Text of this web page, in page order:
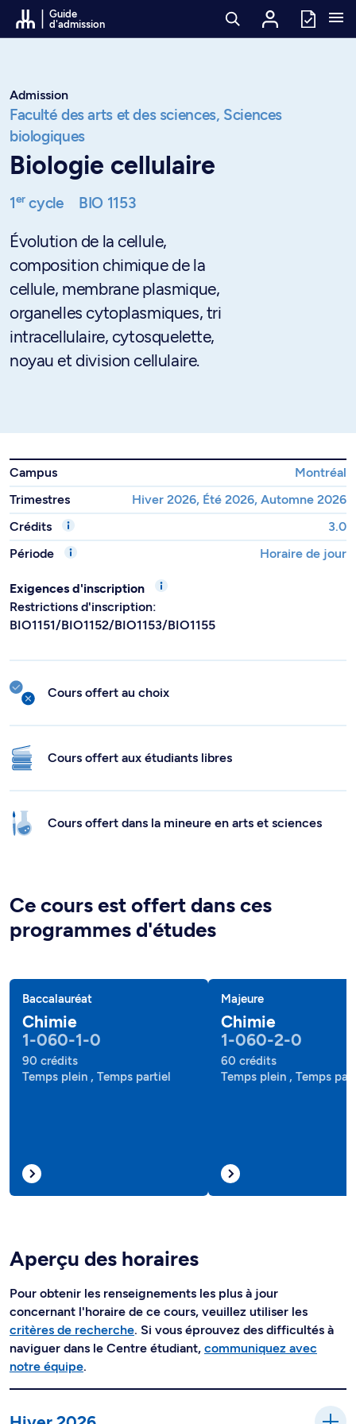
Passer au contenu
Guide
d'admission
Admission
Faculté des arts et des sciences, Sciences
biologiques
Biologie cellulaire
1ercycle BIO 1153
Évolution de la cellule,
composition chimique de la
cellule, membrane plasmique,
organelles cytoplasmiques, tri
intracellulaire, cytosquelette,
noyau et division cellulaire.
Campus
Montréal
Trimestres
Hiver 2026, Été 2026, Automne 2026
Crédits
3.0
Période
Horaire de jour
Exigences d'inscription
Restrictions d'inscription:
BIO1151/BIO1152/BIO1153/BIO1155
Cours offert au choix
Cours offert aux étudiants libres
Cours offert dans la mineure en arts et sciences
Ce cours est offert dans ces
programmes d'études
Baccalauréat
Chimie
1-060-1-0
90 crédits
Temps plein , Temps partiel
Majeure
Chimie
1-060-2-0
60 crédits
Temps plein , Temps
Aperçu des horaires
Pour obtenir les renseignements les plus à jour
concernant l'horaire de ce cours, veuillez utiliser les
critères de recherche. Si vous éprouvez des difficultés à
naviguer dans le Centre étudiant, communiquez avec
notre équipe.